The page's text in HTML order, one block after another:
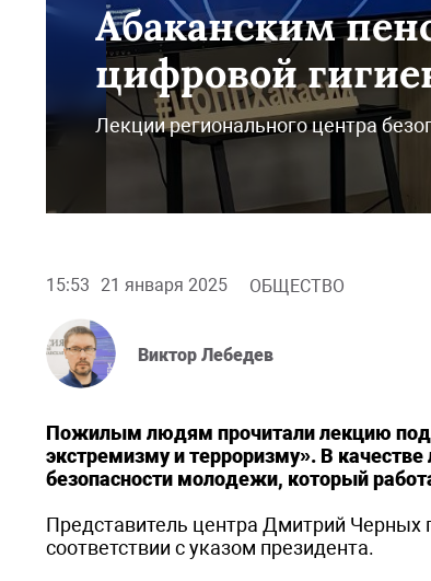
Абаканским
цифровой
Лекции регионального центра
15:53 21 января 2025 ОБЩЕСТВО
Виктор Лебедев
Пожилым людям прочитали лекцию под
экстремизму и терроризму». В
безопасности молодежи, который
Представитель центра Дмитрий Черных
соответствии с указом президента.